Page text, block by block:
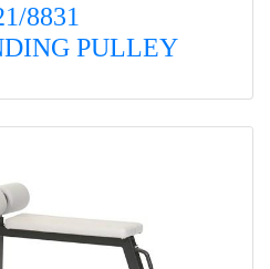
8831
PULLEY